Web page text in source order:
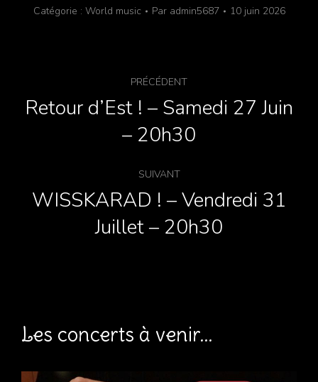
Catégorie : World music Par admin5687 10 juin 2026
PRÉCÉDENT
Retour d’Est ! – Samedi 27 Juin
– 20h30
SUIVANT
WISSKARAD ! – Vendredi 31
Juillet – 20h30
Les concerts à venir...